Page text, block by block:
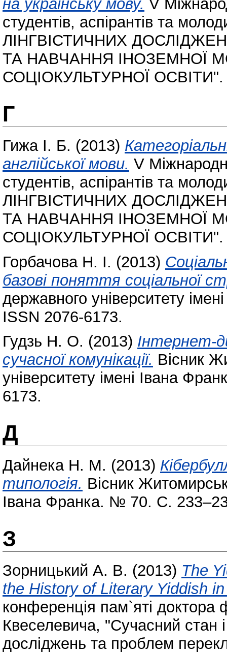
на українську мову. V
студентів, аспірантів та
ЛІНГВІСТИЧНИХ
ТА НАВЧАННЯ ІНОЗЕМНОЇ
СОЦІОКУЛЬТУРНОЇ ОСВІТИ".
Г
Гижа І. Б. (2013)
англійської мови. V
студентів, аспірантів та
ЛІНГВІСТИЧНИХ
ТА НАВЧАННЯ ІНОЗЕМНОЇ
СОЦІОКУЛЬТУРНОЇ ОСВІТИ".
Горбачова Н. І. (2013)
базові поняття соціальної
державного університету
ISSN 2076-6173.
Гудзь Н. О. (2013) Інтернет-
сучасної комунікації. Вісник
університету імені Івана
6173.
Д
Дайнека Н. М. (2013)
типологія. Вісник
Івана Франка. № 70. С.
З
Зорницький А. В. (2013) The
the History of Literary Yiddish
конференція пам`яті доктора
Квеселевича, "Сучасний стан
досліджень та проблем